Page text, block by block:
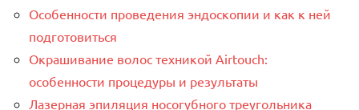
Особенности проведения эндоскопии и как к ней
подготовиться
Окрашивание волос техникой Airtouch:
особенности процедуры и результаты
Лазерная эпиляция носогубного треугольника